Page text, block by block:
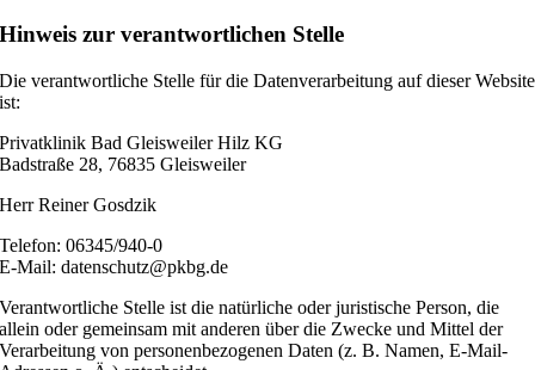
Hinweis zur verantwortlichen Stelle
Die verantwortliche Stelle für die Datenverarbeitung auf dieser Website
ist:
Privatklinik Bad Gleisweiler Hilz KG
Badstraße 28, 76835 Gleisweiler
Herr Reiner Gosdzik
Telefon: 06345/940-0
E-Mail: datenschutz@pkbg.de
Verantwortliche Stelle ist die natürliche oder juristische Person, die
allein oder gemeinsam mit anderen über die Zwecke und Mittel der
Verarbeitung von personenbezogenen Daten (z. B. Namen, E-Mail-